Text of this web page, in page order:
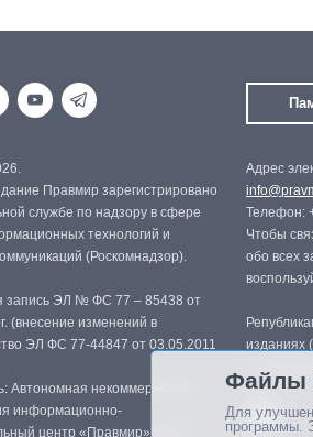
Правмир зарегистрировано
службе по надзору в сфере
технологий и
(Роскомнадзор).
запись ЭЛ № ФС 77 – 85438 от
(внесение изменений в
ЭЛ ФС 77-44847 от 03.05.2011
Автономная некоммерческая
информационно-
центр «Правмир» (АНО
Адрес
Телефон:
Чтобы
обо всех
изданиях
Файлы
Для
программы.